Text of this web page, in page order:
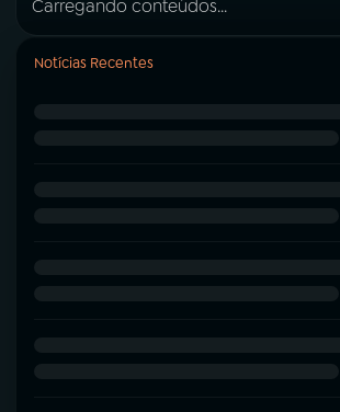
Carregando conteúdos...
Notícias Recentes